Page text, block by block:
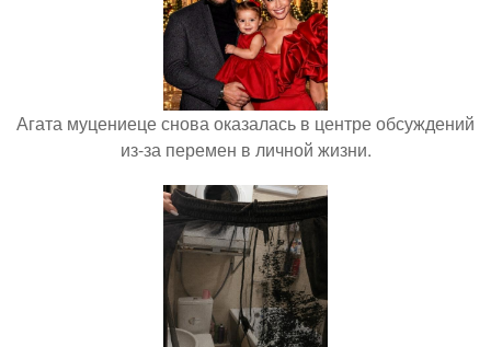
Агата муцениеце снова оказалась в центре обсуждений
из-за перемен в личной жизни.